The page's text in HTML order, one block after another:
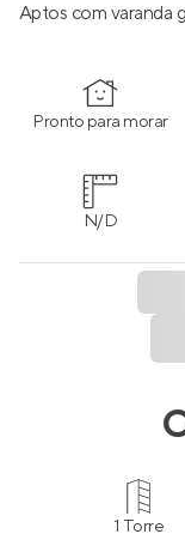
Aptos com varanda
Pronto para morar
N/D
1 Torre